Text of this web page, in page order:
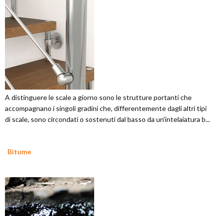
A distinguere le scale a giorno sono le strutture portanti che
accompagnano i singoli gradini che, differentemente dagli altri tipi
di scale, sono circondati o sostenuti dal basso da un'intelaiatura b...
Bitume